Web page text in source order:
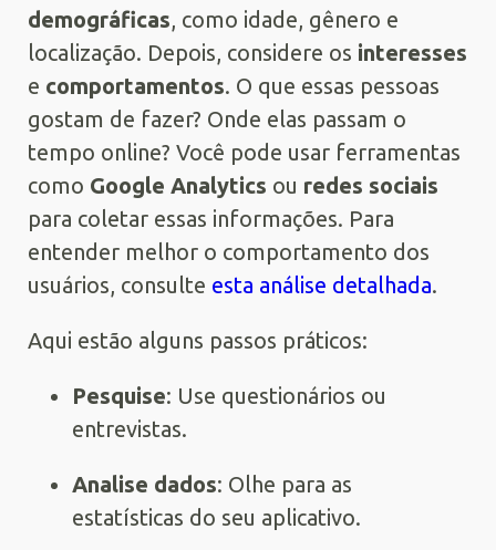
demográficas, como idade, gênero e
localização. Depois, considere os interesses
e comportamentos. O que essas pessoas
gostam de fazer? Onde elas passam o
tempo online? Você pode usar ferramentas
como Google Analytics ou redes sociais
para coletar essas informações. Para
entender melhor o comportamento dos
usuários, consulte esta análise detalhada.
Aqui estão alguns passos práticos:
Pesquise: Use questionários ou
entrevistas.
Analise dados: Olhe para as
estatísticas do seu aplicativo.